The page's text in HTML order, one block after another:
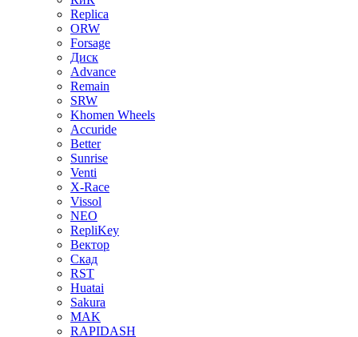
Replica
ORW
Forsage
Диск
Advance
Remain
SRW
Khomen Wheels
Accuride
Better
Sunrise
Venti
X-Race
Vissol
NEO
RepliKey
Вектор
Скад
RST
Huatai
Sakura
MAK
RAPIDASH